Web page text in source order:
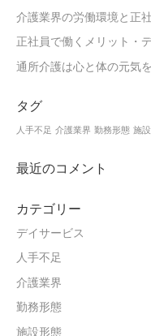
介護業界の労働環境と正
正社員で働くメリット・
通所介護は心と体の元気
タグ
人手不足 介護業界 勤務形態 施
最近のコメント
カテゴリー
デイサービス
人手不足
介護業界
勤務形態
施設形態